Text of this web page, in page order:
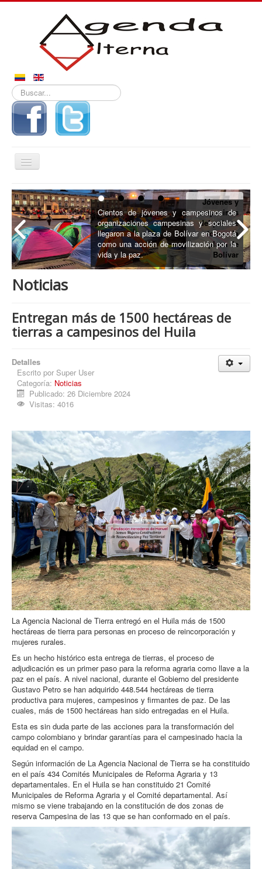
Buscar...
Alternar
navegación
Inicio
Noticias
Derechos
Reportajes
Procesos
Cultura
Multimedia
Jóvenes y
campesinos
del país se
toman la
plaza de
Bolívar
Cientos de jóvenes y campesinos de
organizaciones campesinas y sociales
llegaron a la plaza de Bolívar en Bogotá
como una acción de movilización por la
vida y la paz.
Noticias
Entregan más de 1500 hectáreas de
tierras a campesinos del Huila
Detalles
Escrito por Super User
Categoría: Noticias
Publicado: 26 Diciembre 2024
Visitas: 4016
La Agencia Nacional de Tierra entregó en el Huila más de 1500
hectáreas de tierra para personas en proceso de reincorporación y
mujeres rurales.
Es un hecho histórico esta entrega de tierras, el proceso de
adjudicación es un primer paso para la reforma agraria como llave a la
paz en el país. A nivel nacional, durante el Gobierno del presidente
Gustavo Petro se han adquirido 448.544 hectáreas de tierra
productiva para mujeres, campesinos y firmantes de paz. De las
cuales, más de 1500 hectáreas han sido entregadas en el Huila.
Esta es sin duda parte de las acciones para la transformación del
campo colombiano y brindar garantías para el campesinado hacia la
equidad en el campo.
Según información de La Agencia Nacional de Tierra se ha constituido
en el país 434 Comités Municipales de Reforma Agraria y 13
departamentales. En el Huila se han constituido 21 Comité
Municipales de Reforma Agraria y el Comité departamental. Así
mismo se viene trabajando en la constitución de dos zonas de
reserva Campesina de las 13 que se han conformado en el país.